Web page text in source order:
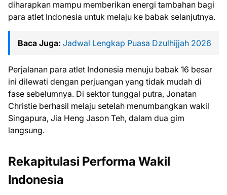
diharapkan mampu memberikan energi tambahan bagi
para atlet Indonesia untuk melaju ke babak selanjutnya.
Baca Juga: Jadwal Lengkap Puasa Dzulhijjah 2026
Perjalanan para atlet Indonesia menuju babak 16 besar
ini dilewati dengan perjuangan yang tidak mudah di
fase sebelumnya. Di sektor tunggal putra, Jonatan
Christie berhasil melaju setelah menumbangkan wakil
Singapura, Jia Heng Jason Teh, dalam dua gim
langsung.
Rekapitulasi Performa Wakil
Indonesia